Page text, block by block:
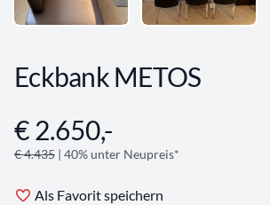
Eckbank METOS
Angebotsinformationen
€ 2.650,-
€ 4.435 | 40% unter Neupreis*
Als Favorit speichern